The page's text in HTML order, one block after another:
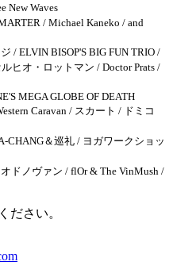
New Waves
/ Michael Kaneko / and
/ ELVIN BISOP'S BIG FUN TRIO /
ヒオ・ロットマン / Doctor Prats /
MEGA GLOBE OF DEATH
Caravan / スカート / ドミコ
CHANG＆巡礼 / ヨガワークショッ
ドノヴァン / flOr & The VinMush /
ださい。